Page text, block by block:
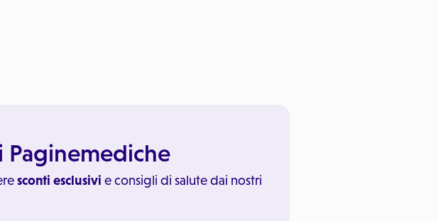
Paginemediche
sconti esclusivi e consigli di salute dai nostri